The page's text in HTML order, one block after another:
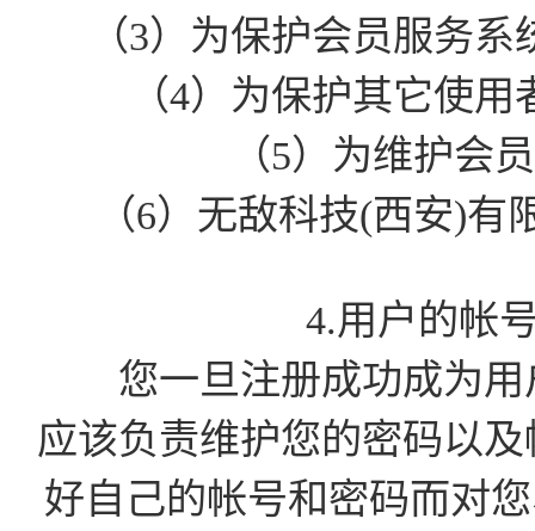
（3）为保护会员服务
（4）为保护其它使
（5）为维护会
（6）无敌科技(西安)
4.用户的帐
您一旦注册成功成为用
应该负责维护您的密码以
好自己的帐号和密码而对